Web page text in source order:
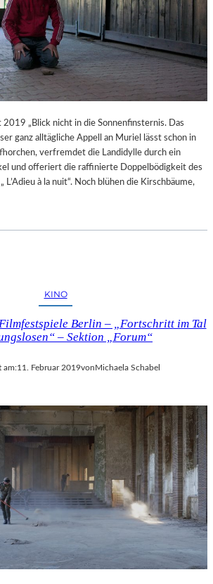
„Blick nicht in die Sonnenfinsternis. Das
ganz alltägliche Appell an Muriel lässt schon in
verfremdet die Landidylle durch ein
und offeriert die raffinierte Doppelbödigkeit des
L’Adieu à la nuit“. Noch blühen die Kirschbäume,
KINO
Berlin – „Fortschritt im Tal
– Sektion „Forum“
am:11. Februar 2019vonMichaela Schabel